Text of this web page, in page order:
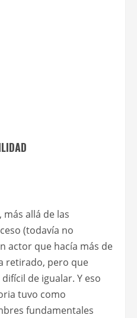
más allá de las
(todavía no
actor que hacía más de
retirado, pero que
de igualar. Y eso
tuvo como
fundamentales